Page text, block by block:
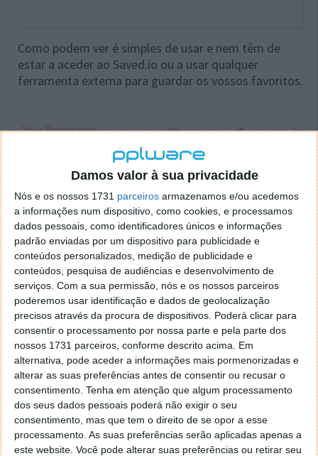
Damos valor à sua privacidade
Nós e os nossos 1731 parceiros armazenamos e/ou acedemos
a informações num dispositivo, como cookies, e processamos
dados pessoais, como identificadores únicos e informações
padrão enviadas por um dispositivo para publicidade e
conteúdos personalizados, medição de publicidade e
conteúdos, pesquisa de audiências e desenvolvimento de
serviços. Com a sua permissão, nós e os nossos parceiros
poderemos usar identificação e dados de geolocalização
precisos através da procura de dispositivos. Poderá clicar para
consentir o processamento por nossa parte e pela parte dos
nossos 1731 parceiros, conforme descrito acima. Em
alternativa, pode aceder a informações mais pormenorizadas e
alterar as suas preferências antes de consentir ou recusar o
consentimento. Tenha em atenção que algum processamento
dos seus dados pessoais poderá não exigir o seu
consentimento, mas que tem o direito de se opor a esse
processamento. As suas preferências serão aplicadas apenas a
este website. Você pode alterar suas preferências ou retirar seu
Como podem ver é simples de usar e nem têm de
estar a aceder ao Saved.io ou a usar qualquer
ferramenta externa para guardar os vossos favoritos.
Mas depois de guardados os vossos favoritos podem
a qualquer momento editá-los ou apagá-los, para
assim manterem alguma ordem na vossa lista.
Mais uma vez o Saved.io prima pela simplicidade e
este modo de edição está reduzido ao mínimo
necessários. A zona de edição dá-vos apenas o
acesso ao nome, ao link e à lista a que o favorito
pertence.